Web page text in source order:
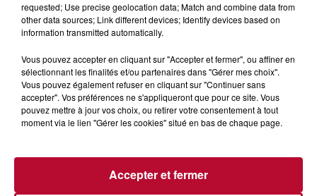
requested; Use precise geolocation data; Match and combine data from
other data sources; Link different devices; Identify devices based on
information transmitted automatically.
Vous pouvez accepter en cliquant sur "Accepter et fermer", ou affiner en
sélectionnant les finalités et/ou partenaires dans "Gérer mes choix".
Vous pouvez également refuser en cliquant sur "Continuer sans
accepter". Vos préférences ne s'appliqueront que pour ce site. Vous
pouvez mettre à jour vos choix, ou retirer votre consentement à tout
moment via le lien "Gérer les cookies" situé en bas de chaque page.
Accepter et fermer